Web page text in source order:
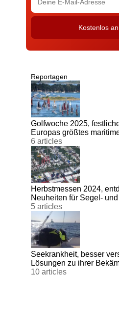
Reportagen
Golfwoche 2025,
Europas größtes
6 articles
Herbstmessen 2024,
Neuheiten für Segel-
5 articles
Seekrankheit, besser
Lösungen zu ihrer
10 articles